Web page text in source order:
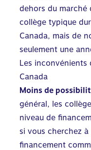
dehors du marché
collège typique
Canada, mais de
seulement une
Les inconvénients
Canada
Moins de
général, les
niveau de
si vous cherchez
financement